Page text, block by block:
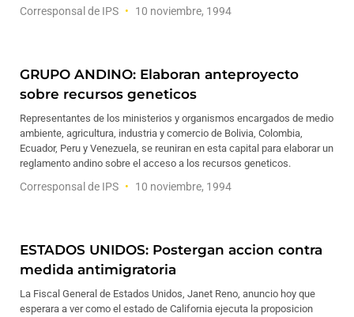
Corresponsal de IPS 10 noviembre, 1994
GRUPO ANDINO: Elaboran anteproyecto
sobre recursos geneticos
Representantes de los ministerios y organismos encargados de medio
ambiente, agricultura, industria y comercio de Bolivia, Colombia,
Ecuador, Peru y Venezuela, se reuniran en esta capital para elaborar un
reglamento andino sobre el acceso a los recursos geneticos.
Corresponsal de IPS 10 noviembre, 1994
ESTADOS UNIDOS: Postergan accion contra
medida antimigratoria
La Fiscal General de Estados Unidos, Janet Reno, anuncio hoy que
esperara a ver como el estado de California ejecuta la proposicion